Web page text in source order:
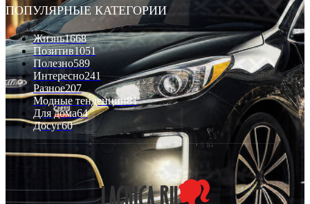
ПОПУЛЯРНЫЕ КАТЕГОРИИ
Жизнь1668
Позитив1051
Полезно589
Интересно241
Разное207
Модные тенденции81
Для дома64
Досуг60